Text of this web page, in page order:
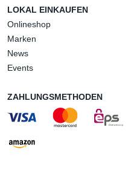
LOKAL EINKAUFEN
Onlineshop
Marken
News
Events
ZAHLUNGSMETHODEN